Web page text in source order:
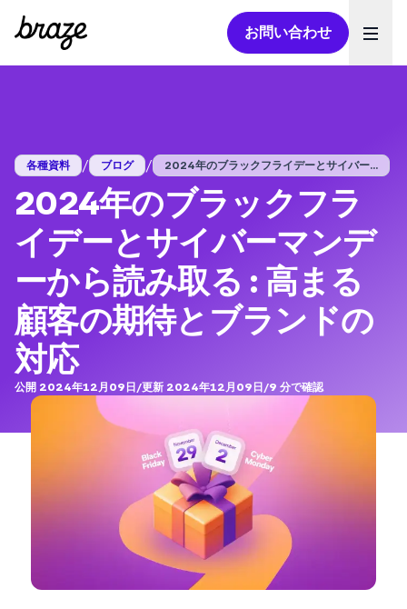
お問い合わせ
各種資料 / ブログ / 2024年のブラックフライデーとサイバー...
2024年のブラックフラ
イデーとサイバーマンデ
ーから読み取る : 高まる
顧客の期待とブランドの
対応
公開 2024年12月09日/更新 2024年12月09日/9 分で確認